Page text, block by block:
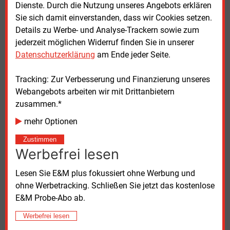
Dienste. Durch die Nutzung unseres Angebots erklären
Sie sich damit einverstanden, dass wir Cookies setzen.
Details zu Werbe- und Analyse-Trackern sowie zum
jederzeit möglichen Widerruf finden Sie in unserer
Datenschutzerklärung am Ende jeder Seite.
Tracking: Zur Verbesserung und Finanzierung unseres
Webangebots arbeiten wir mit Drittanbietern
zusammen.*
mehr Optionen
Zustimmen
Werbefrei lesen
Lesen Sie E&M plus fokussiert ohne Werbung und
ohne Werbetracking. Schließen Sie jetzt das kostenlose
E&M Probe-Abo ab.
Werbefrei lesen
unzureichenden Klimaschutz-Ambitionen weiter“,
sagt sie. Weiter heißt es, die Novelle erschwere das
Einhalten „selbst der unzureichenden deutschen
Ziele“. Die konkreten Klimaschutzmaßnahmen seien
nicht ausreichend.
Die Argumentation für die wahrscheinliche Klage
lautet wie folgt: Das novellierte Klimaschutzgesetz
verstoße gegen das Grundgesetz. Das in dem
sei zu niedrig. Maßstab des Handelns müsse die
klimawissenschaftlich fundierte, rechtlich verankerte
Grenze von global 1,5 Grad maximaler Erderhitzung
sein, um die Folgen der Klimakrise noch beherrschbar
zu halten.
Das Verfassungsgericht solle darüber hinaus
feststellen, dass es unzulässig ist, „klimapolitische